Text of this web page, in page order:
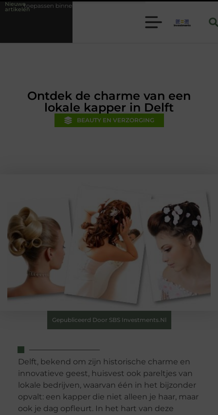
Nieuwe
artikelen
moderne folie techniek
Ontdek de charme van een
lokale kapper in Delft
BEAUTY EN VERZORGING
Gepubliceerd Door SBS Investments.nl
Delft, bekend om zijn historische charme en
innovatieve geest, huisvest ook pareltjes van
lokale bedrijven, waarvan één in het bijzonder
opvalt: een kapper die niet alleen je haar, maar
ook je dag opfleurt. In het hart van deze